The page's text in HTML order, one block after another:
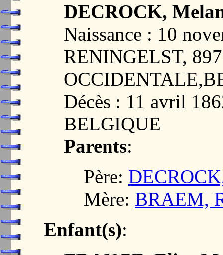
DECROCK,
Naissance : 10
RENINGELST,
Décès : 11 avril
BELGIQUE
Parents:
Père:
Mère: BRAEM,
Enfant(s):